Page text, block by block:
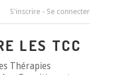
S'inscrire - Se connecter
LES TCC
Thérapies